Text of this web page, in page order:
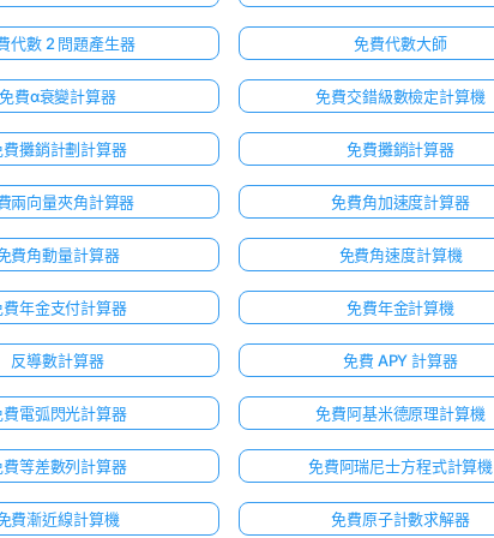
代數 2 問題產生器 免費代數大師
免費α衰變計算器 免費交錯級數檢定計算機
費攤銷計劃計算器 免費攤銷計算器
兩向量夾角計算器 免費角加速度計算器
費角動量計算器 免費角速度計算機
費年金支付計算器 免費年金計算機
反導數計算器 免費 APY 計算器
費電弧閃光計算器 免費阿基米德原理計算機
費等差數列計算器 免費阿瑞尼士方程式計算機
費漸近線計算機 免費原子計數求解器